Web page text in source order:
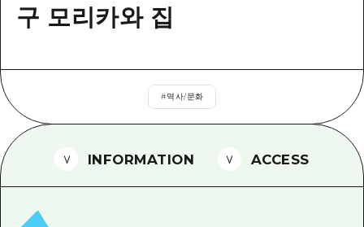
기준
치유
빠른 여행
반나절
1박 2일
2박 3일
시마네(島根)현
히로시마 OMOTENASHI 패스
외국인 여행자용 거리 관광안내소
구 모리카와 집
#역사/문화
INFORMATION ACCESS